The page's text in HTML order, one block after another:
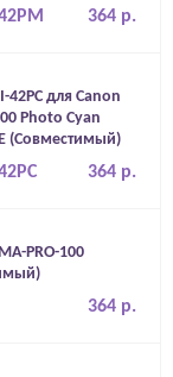
364 р.
42PC для Canon
Photo Cyan
(Совместимый)
364 р.
PRO-100
364 р.